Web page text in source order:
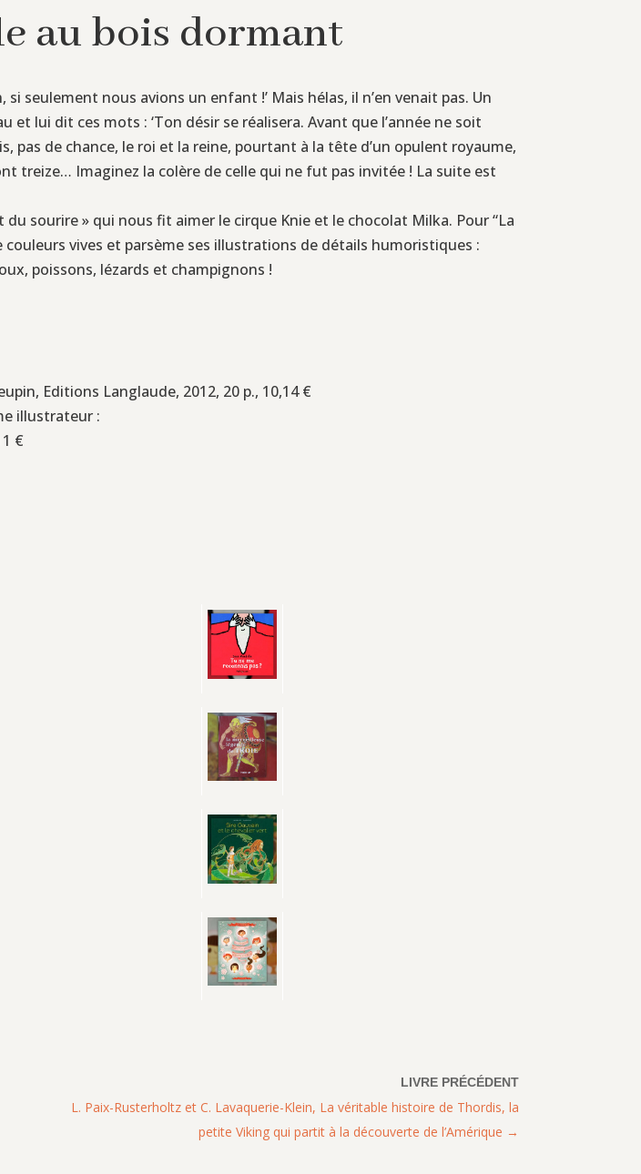
au bois dormant
seulement nous avions un enfant !’ Mais hélas, il n’en venait pas. Un
lui dit ces mots : ‘Ton désir se réalisera. Avant que l’année ne soit
pas de chance, le roi et la reine, pourtant à la tête d’un opulent royaume,
treize… Imaginez la colère de celle qui ne fut pas invitée ! La suite est
sourire » qui nous fit aimer le cirque Knie et le chocolat Milka. Pour “La
couleurs vives et parsème ses illustrations de détails humoristiques :
poissons, lézards et champignons !
Editions Langlaude, 2012, 20 p., 10,14 €
illustrateur :
€
L. Paix-Rusterholtz et C. Lavaquerie-Klein, La véritable histoire de Thordis, la
petite Viking qui partit à la découverte de l’Amérique